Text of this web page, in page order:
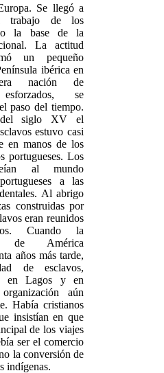
Se llegó a
trabajo de los
la base de la
La actitud
un pequeño
ibérica en
nación de
esforzados, se
paso del tiempo.
siglo XV el
estuvo casi
en manos de los
portugueses. Los
al mundo
a las
Al abrigo
construidas por
eran reunidos
Cuando la
de América
años más tarde,
de esclavos,
en Lagos y en
aún
Había cristianos
insistían en que
de los viajes
ser el comercio
la conversión de
indígenas.